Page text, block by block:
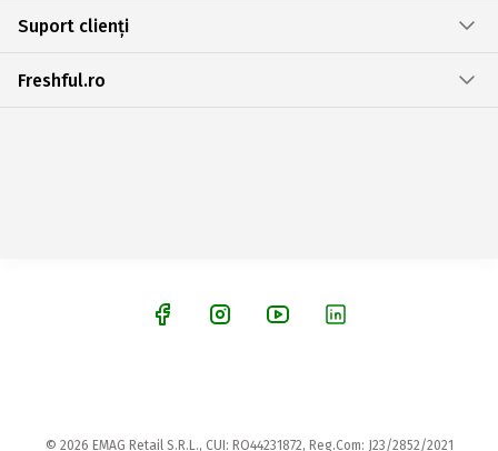
Suport clienți
Freshful.ro
© 2026 EMAG Retail S.R.L., CUI: RO44231872, Reg.Com: J23/2852/2021